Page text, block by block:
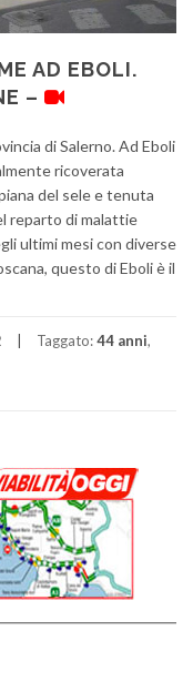
AD EBOLI.
–
di Salerno. Ad Eboli
ricoverata
del sele e tenuta
reparto di malattie
ultimi mesi con diverse
questo di Eboli è il
Taggato:44 anni,